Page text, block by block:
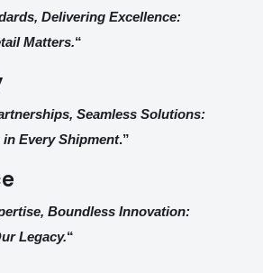
Delivering Excellence:
Matters.“
Seamless Solutions:
Every Shipment.”
Boundless Innovation:
Legacy.“